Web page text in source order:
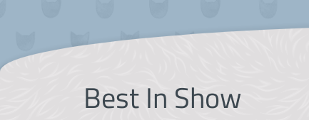
Best In Show